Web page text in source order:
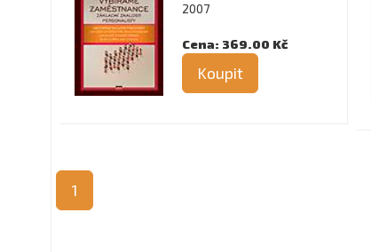
2007
Cena: 369.00 Kč
Koupit
1